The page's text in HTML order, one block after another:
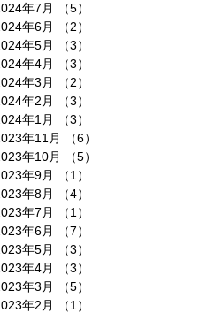
年7月
（5）
年6月
（2）
年5月
（3）
年4月
（3）
年3月
（2）
年2月
（3）
年1月
（3）
年11月
（6）
年10月
（5）
年9月
（1）
年8月
（4）
年7月
（1）
年6月
（7）
年5月
（3）
年4月
（3）
年3月
（5）
年2月
（1）